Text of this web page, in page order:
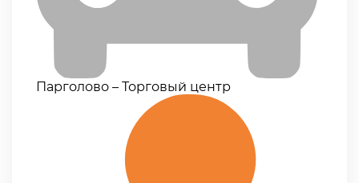
Парголово – Торговый центр